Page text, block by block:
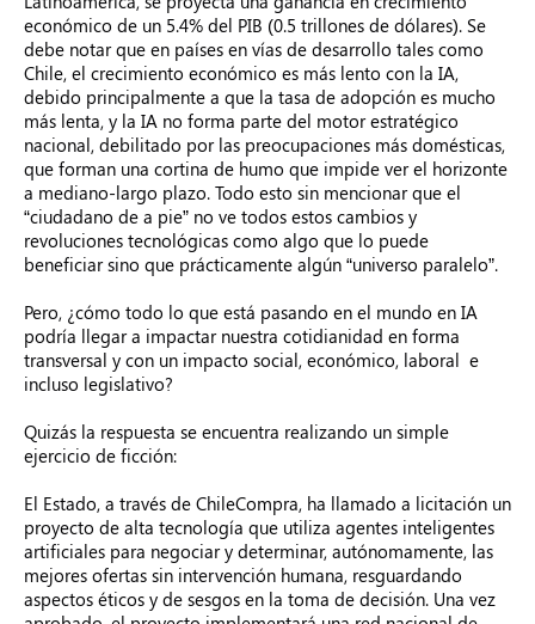
económico de un 5.4% del PIB (0.5 trillones de dólares). Se
debe notar que en países en vías de desarrollo tales como
Chile, el crecimiento económico es más lento con la IA,
debido principalmente a que la tasa de adopción es mucho
más lenta, y la IA no forma parte del motor estratégico
nacional, debilitado por las preocupaciones más domésticas,
que forman una cortina de humo que impide ver el horizonte
a mediano-largo plazo. Todo esto sin mencionar que el
“ciudadano de a pie” no ve todos estos cambios y
revoluciones tecnológicas como algo que lo puede
beneficiar sino que prácticamente algún “universo paralelo”.
Pero, ¿cómo todo lo que está pasando en el mundo en IA
podría llegar a impactar nuestra cotidianidad en forma
transversal y con un impacto social, económico, laboral e
incluso legislativo?
Quizás la respuesta se encuentra realizando un simple
ejercicio de ficción:
El Estado, a través de ChileCompra, ha llamado a licitación un
proyecto de alta tecnología que utiliza agentes inteligentes
artificiales para negociar y determinar, autónomamente, las
mejores ofertas sin intervención humana, resguardando
aspectos éticos y de sesgos en la toma de decisión. Una vez